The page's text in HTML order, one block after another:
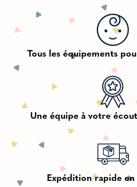
Tous les équipements
Une équipe à votre
Expédition rapide